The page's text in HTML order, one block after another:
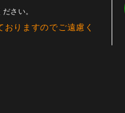
さい。
りますのでご遠慮く